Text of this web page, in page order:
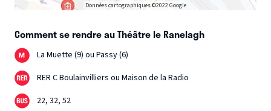
Données cartographiques ©2022 Google
Comment se rendre au Théâtre le Ranelagh
La Muette (9) ou Passy (6)
RER C Boulainvilliers ou Maison de la Radio
22, 32, 52